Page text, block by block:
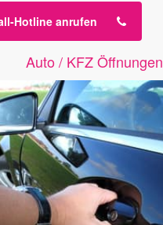
Hotline anrufen
Auto / KFZ Öffnungen